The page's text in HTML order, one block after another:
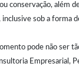
conservação, além
sob a forma
pode não ser
Empresarial,